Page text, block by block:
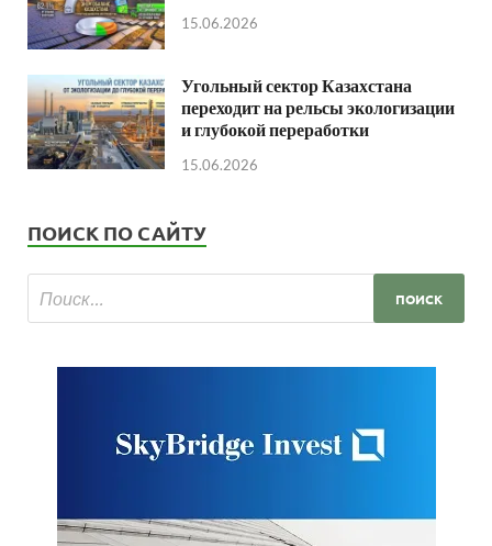
15.06.2026
Угольный сектор Казахстана
переходит на рельсы экологизации
и глубокой переработки
15.06.2026
ПОИСК ПО САЙТУ